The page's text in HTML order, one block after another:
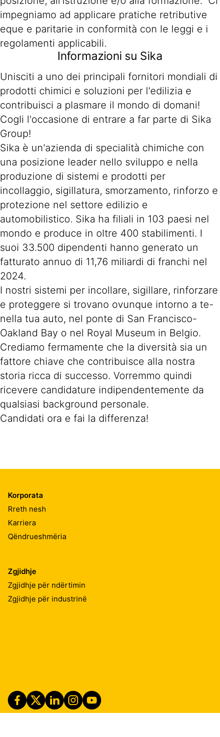
impegniamo ad applicare pratiche retributive
eque e paritarie in conformità con le leggi e i
regolamenti applicabili.
Informazioni su Sika
Unisciti a uno dei principali fornitori mondiali di
prodotti chimici e soluzioni per l'edilizia e
contribuisci a plasmare il mondo di domani!
Cogli l'occasione di entrare a far parte di Sika
Group!
Sika è un'azienda di specialità chimiche con
una posizione leader nello sviluppo e nella
produzione di sistemi e prodotti per
incollaggio, sigillatura, smorzamento, rinforzo e
protezione nel settore edilizio e
automobilistico. Sika ha filiali in 103 paesi nel
mondo e produce in oltre 400 stabilimenti. I
suoi 33.500 dipendenti hanno generato un
fatturato annuo di 11,76 miliardi di franchi nel
2024.
I nostri sistemi per incollare, sigillare, rinforzare
e proteggere si trovano ovunque intorno a te-
nella tua auto, nel ponte di San Francisco-
Oakland Bay o nel Royal Museum in Belgio.
Crediamo fermamente che la diversità sia un
fattore chiave che contribuisce alla nostra
storia ricca di successo. Vorremmo quindi
ricevere candidature indipendentemente da
qualsiasi background personale.
Candidati ora e fai la differenza!
Korporata
Rreth nesh
Karriera
Qëndrueshmëria
Zgjidhje
Zgjidhje për ndërtimin
Zgjidhje për industrinë